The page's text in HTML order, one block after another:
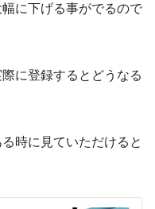
に下げる事がでるので
に登録するとどうなる
時に見ていただけると